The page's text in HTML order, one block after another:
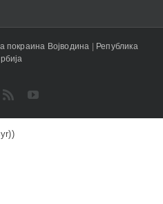
покраина Војводина
Република
Rss YouTube
)